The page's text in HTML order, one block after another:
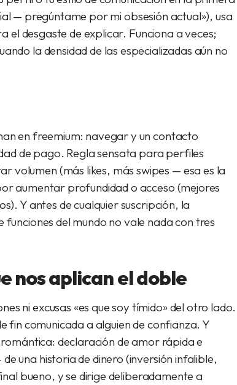
— pregúntame por mi obsesión actual»), usa
el desgaste de explicar. Funciona a veces;
la densidad de las especializadas aún no
en freemium: navegar y un contacto
de pago. Regla sensata para perfiles
volumen (más likes, más swipes — esa es la
aumentar profundidad o acceso (mejores
Y antes de cualquier suscripción, la
del mundo no vale nada con tres
nos aplican el doble
ni excusas «es que soy tímido» del otro lado.
fin comunicada a alguien de confianza. Y
declaración de amor rápida e
una historia de dinero (inversión infalible,
bueno, y se dirige deliberadamente a